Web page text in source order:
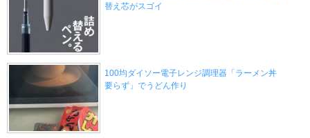
替え芯がスゴイ
100均ダイソー電子レンジ調理器「ラーメン丼
要らず」でうどん作り